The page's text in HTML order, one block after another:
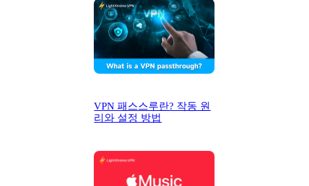
VPN 패스스루란? 작동 원
리와 설정 방법